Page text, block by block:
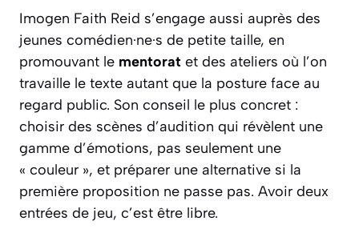
Imogen Faith Reid s’engage aussi auprès des
jeunes comédien·ne·s de petite taille, en
promouvant le mentorat et des ateliers où l’on
travaille le texte autant que la posture face au
regard public. Son conseil le plus concret :
choisir des scènes d’audition qui révèlent une
gamme d’émotions, pas seulement une
« couleur », et préparer une alternative si la
première proposition ne passe pas. Avoir deux
entrées de jeu, c’est être libre.